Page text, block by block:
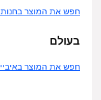
חפש את המוצר בחנות KSP
בעולם
חפש את המוצר באיביי